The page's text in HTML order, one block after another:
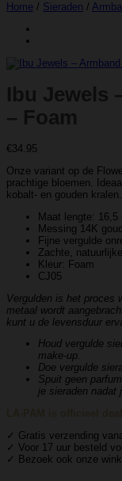
Home / Sieraden /
Ibu Jewels
– Foam
€34.95
Onze variant op de
prachtige bloemen.
kobalt- en gouden kralen.
Maat lengte:
Messing 14K
Fijne vergulde
Zachte,
Kleur: Foam
CJ05
Vergulden is het proces
metaal wordt
kunt u de levensduur
Houd vergulde
make-up.
Doe vergulde
Spuit geen
je sieraden nadat
✓ Gratis verzending
✓ Voor 17 uur besteld
✓ Bezoek ook onze